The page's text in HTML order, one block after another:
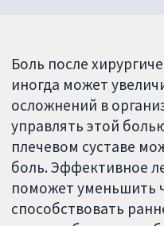
Боль после
иногда может
осложнений в
управлять этой
плечевом суставе
боль. Эффективное
поможет уменьшить
способствовать